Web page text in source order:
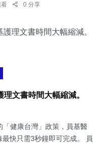
0 分享
文書時間大幅縮減。
「健康台灣」政策，員基醫
快只需3秒鐘即可完成。 員